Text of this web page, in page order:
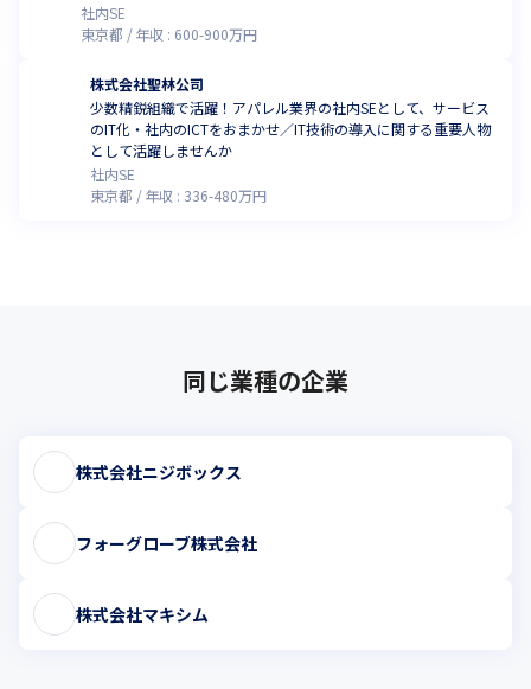
社内SE
東京都
年収 : 600-900万円
株式会社聖林公司
少数精鋭組織で活躍！アパレル業界の社内SEとして、サービス
のIT化・社内のICTをおまかせ／IT技術の導入に関する重要人物
として活躍しませんか
社内SE
東京都
年収 : 336-480万円
同じ業種の企業
株式会社ニジボックス
フォーグローブ株式会社
株式会社マキシム